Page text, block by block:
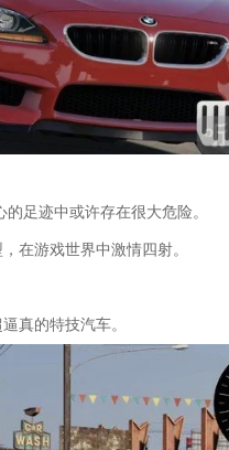
足迹中或许存在很大危险。
在游戏世界中激情四射。
真的特技汽车。